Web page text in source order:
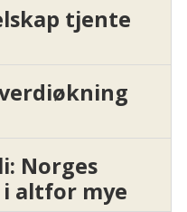
tjente
Norges
altfor mye